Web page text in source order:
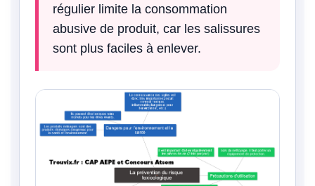
régulier limite la consommation
abusive de produit, car les salissures
sont plus faciles à enlever.